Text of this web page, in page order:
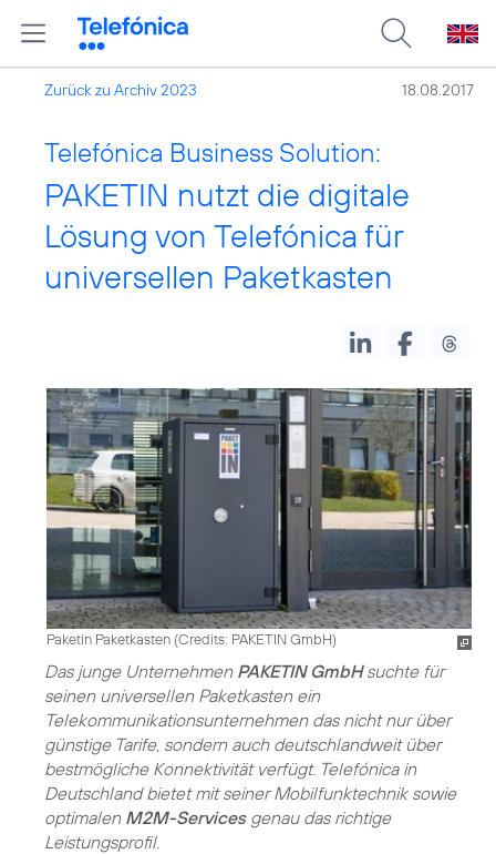
Zurück zu Archiv 2023 18.08.2017
Telefónica Business Solution:
PAKETIN nutzt die digitale
Lösung von Telefónica für
universellen Paketkasten
Paketin Paketkasten (Credits: PAKETIN GmbH)
Das junge Unternehmen PAKETIN GmbHsuchte für
seinen universellen Paketkasten ein
Telekommunikationsunternehmen das nicht nur über
günstige Tarife, sondern auch deutschlandweit über
bestmögliche Konnektivität verfügt. Telefónica in
Deutschland bietet mit seiner Mobilfunktechnik sowie
optimalen M2M-Servicesgenau das richtige
Leistungsprofil.